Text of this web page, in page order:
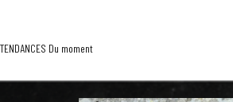
TENDANCES Du moment